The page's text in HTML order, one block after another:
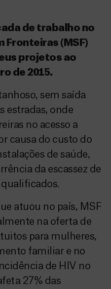
de trabalho no
Fronteiras (MSF)
projetos ao
de 2015.
sem saída
estradas, onde
no acesso a
causa do custo do
de saúde,
da escassez de
atuou no país, MSF
na oferta de
para mulheres,
familiar e no
de HIV no
27% das